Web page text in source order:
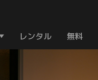
レンタル 無料